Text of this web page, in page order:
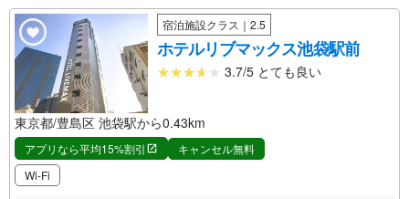
宿泊施設クラス｜2.5
ホテルリブマックス池袋駅前
3.7/5 とても良い
東京都/豊島区 池袋駅から0.43km
アプリなら平均15%割引
キャンセル無料
Wi-Fi